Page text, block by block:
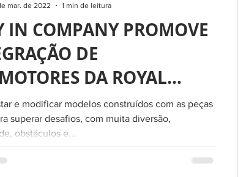
IN COMPANY PROMOVE
DE
DA ROYAL
COM LEGO RACING
e modificar modelos construídos com as peças
superar desafios, com muita diversão,
obstáculos e...
mar. de 2022
1 min de leitura